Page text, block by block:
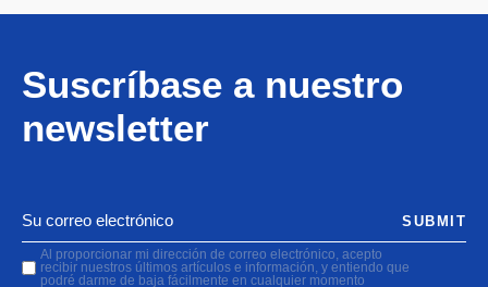
Suscríbase a nuestro
newsletter
Al proporcionar mi dirección de correo electrónico, acepto
recibir nuestros últimos artículos e información, y entiendo que
podré darme de baja fácilmente en cualquier momento
SUBMIT